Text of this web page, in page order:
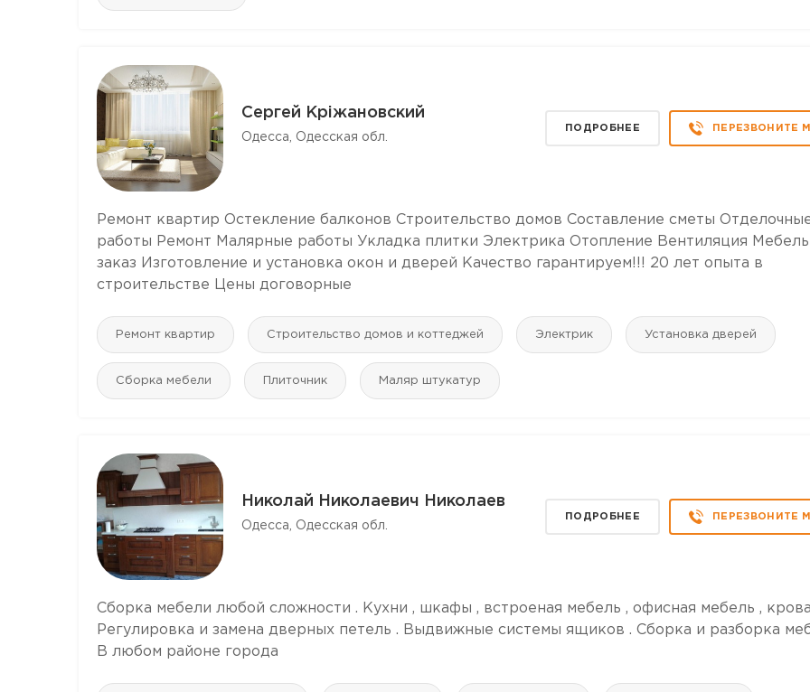
Сергей Кріжановский
Одесса, Одесская обл.
ПОДРОБНЕЕ ПЕРЕЗВОНИТЕ
Ремонт квартир Остекление балконов Строительство домов Составление сметы
работы Ремонт Малярные работы Укладка плитки Электрика Отопление Вентиляция
заказ Изготовление и установка окон и дверей Качество гарантируем!!! 20 лет опыта в
строительстве Цены договорные
Ремонт квартир Строительство домов и коттеджей Электрик Установка дверей
Сборка мебели Плиточник Маляр штукатур
Николай Николаевич Николаев
Одесса, Одесская обл.
ПОДРОБНЕЕ ПЕРЕЗВОНИТЕ
Сборка мебели любой сложности . Кухни , шкафы , встроеная мебель , офисная мебель ,
Регулировка и замена дверных петель . Выдвижные системы ящиков . Сборка и разборка
В любом районе города